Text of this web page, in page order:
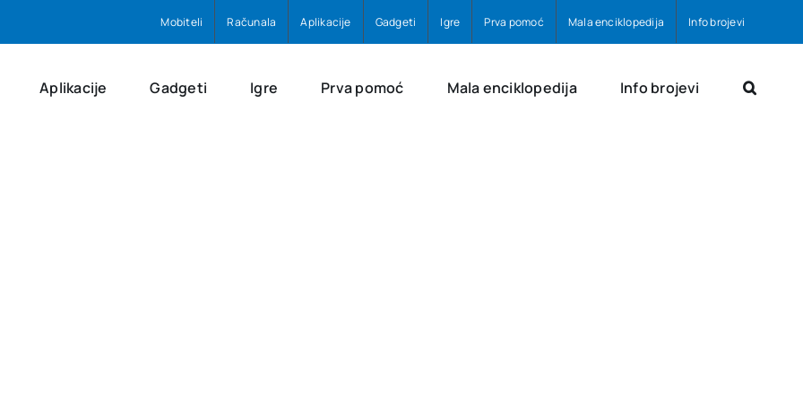
Mobiteli Računala Aplikacije Gadgeti Igre Prva pomoć Mala enciklopedija Info brojevi
Aplikacije Gadgeti Igre Prva pomoć Mala enciklopedija Info brojevi